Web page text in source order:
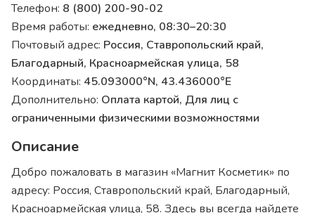
Телефон: 8 (800) 200-90-02
Время работы: ежедневно, 08:30–20:30
Почтовый адрес: Россия, Ставропольский край,
Благодарный, Красноармейская улица, 58
Координаты: 45.093000°N, 43.436000°E
Дополнительно: Оплата картой, Для лиц с
ограниченными физическими возможностями
Описание
Добро пожаловать в магазин «Магнит Косметик» по
адресу: Россия, Ставропольский край, Благодарный,
Красноармейская улица, 58. Здесь вы всегда найдете